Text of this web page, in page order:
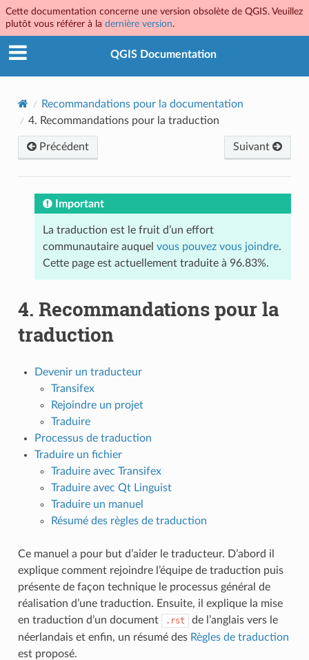
Cette documentation concerne une version obsolète de QGIS. Veuillez
plutôt vous référer à la dernière version.
QGIS Documentation
Recommandations pour la documentation
4. Recommandations pour la traduction
Précédent Suivant
Important
La traduction est le fruit d’un effort
communautaire auquel vous pouvez vous joindre.
Cette page est actuellement traduite à 96.83%.
4. Recommandations pour la
traduction
Devenir un traducteur
Transifex
Rejoindre un projet
Traduire
Processus de traduction
Traduire un fichier
Traduire avec Transifex
Traduire avec Qt Linguist
Traduire un manuel
Résumé des règles de traduction
Ce manuel a pour but d’aider le traducteur. D’abord il
explique comment rejoindre l’équipe de traduction puis
présente de façon technique le processus général de
réalisation d’une traduction. Ensuite, il explique la mise
en traduction d’un document
.rst
de l’anglais vers le
néerlandais et enfin, un résumé des Règles de traduction
est proposé.